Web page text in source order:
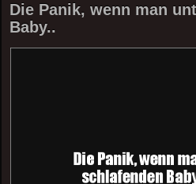
Die Panik, wenn man
Baby..